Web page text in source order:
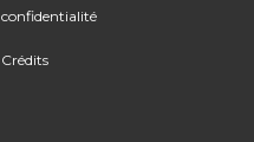
confidentialité
Crédits